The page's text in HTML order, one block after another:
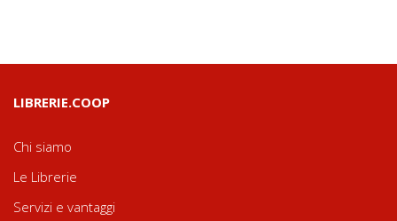
LIBRERIE.COOP
Chi siamo
Le Librerie
Servizi e vantaggi